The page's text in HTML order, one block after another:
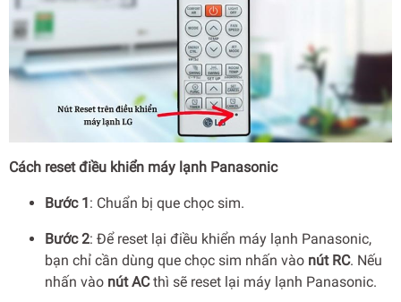
Cách reset điều khiển máy lạnh Panasonic
Bước 1 : Chuẩn bị que chọc sim.
Bước 2: Để reset lại điều khiển máy lạnh Panasonic,
bạn chỉ cần dùng que chọc sim nhấn vào nút RC. Nếu
nhấn vào nút ACthì sẽ reset lại máy lạnh Panasonic.